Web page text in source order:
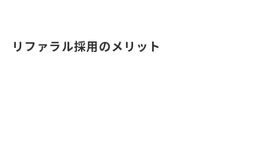
リファラル採用のメリット